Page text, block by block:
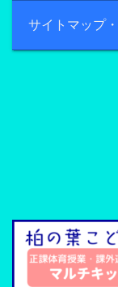
サイトマップ